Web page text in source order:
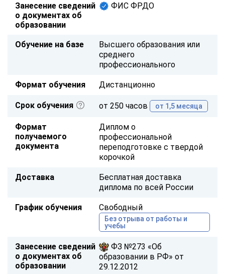
Занесение сведений
о документах об
образовании
ФИС ФРДО
Обучение на базе
Высшего образования или
среднего
профессионального
Формат обучения Дистанционно
Срок обучения от 250 часов от 1,5 месяца
Формат
получаемого
документа
Диплом о
профессиональной
переподготовке с твердой
корочкой
Доставка
Бесплатная доставка
диплома по всей России
График обучения Свободный
Без отрыва от работы и
учебы
Занесение сведений
о документах об
образовании
ФЗ №273 «Об
образовании в РФ» от
29.12.2012